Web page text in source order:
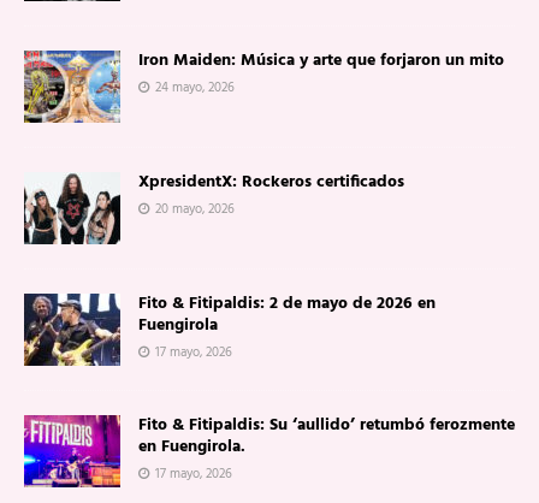
Iron Maiden: Música y arte que forjaron un mito
24 mayo, 2026
XpresidentX: Rockeros certificados
20 mayo, 2026
Fito & Fitipaldis: 2 de mayo de 2026 en
Fuengirola
17 mayo, 2026
Fito & Fitipaldis: Su ‘aullido’ retumbó ferozmente
en Fuengirola.
17 mayo, 2026